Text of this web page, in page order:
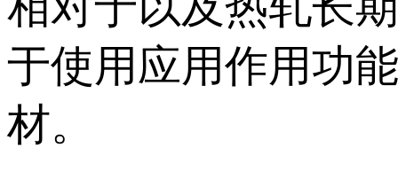
于使用应用作用功
材。